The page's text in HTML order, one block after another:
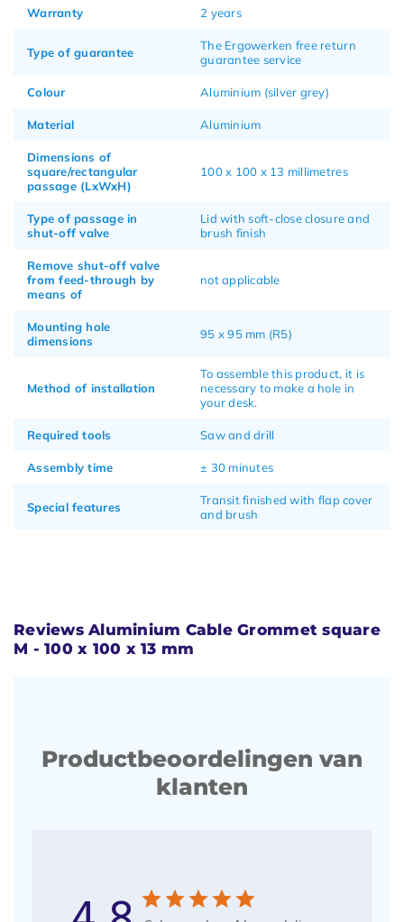
Warranty 2 years
Type of guarantee
The Ergowerken free return
guarantee service
Colour Aluminium (silver grey)
Material Aluminium
Dimensions of
square/rectangular
passage (LxWxH)
100 x 100 x 13 millimetres
Type of passage in
shut-off valve
Lid with soft-close closure and
brush finish
Remove shut-off valve
from feed-through by
means of
not applicable
Mounting hole
dimensions
95 x 95 mm (R5)
Method of installation
To assemble this product, it is
necessary to make a hole in
your desk.
Required tools Saw and drill
Assembly time ± 30 minutes
Special features
Transit finished with flap cover
and brush
Reviews Aluminium Cable Grommet square
M - 100 x 100 x 13 mm
Productbeoordelingen van
klanten